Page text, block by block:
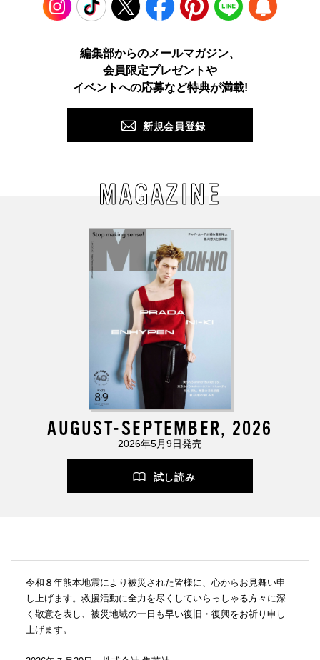
TikTok Facebook Pinterest LINE
編集部からのメールマガジン、
会員限定プレゼントや
イベントへの応募など特典が満載!
新規会員登録
MAGAZINE
AUGUST-SEPTEMBER, 2026
2026年5月9日発売
試し読み
令和８年熊本地震により被災された皆様に、心からお見舞い申
し上げます。救援活動に全力を尽くしていらっしゃる方々に深
く敬意を表し、被災地域の一日も早い復旧・復興をお祈り申し
上げます。